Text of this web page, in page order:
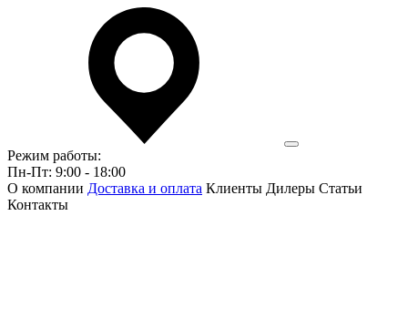
Режим работы:
Пн-Пт: 9:00 - 18:00
О компании Доставка и оплата Клиенты Дилеры Статьи
Контакты